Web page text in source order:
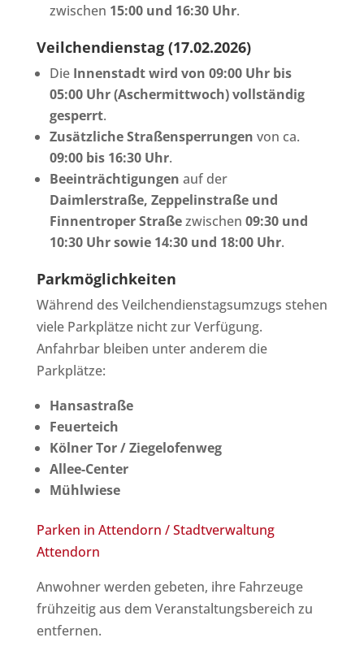
zwischen 15:00 und 16:30 Uhr.
Veilchendienstag (17.02.2026)
Die Innenstadt wird von 09:00 Uhr bis
05:00 Uhr (Aschermittwoch) vollständig
gesperrt.
Zusätzliche Straßensperrungen von ca.
09:00 bis 16:30 Uhr.
Beeinträchtigungen auf der
Daimlerstraße, Zeppelinstraße und
Finnentroper Straßezwischen 09:30 und
10:30 Uhr sowie 14:30 und 18:00 Uhr.
Parkmöglichkeiten
Während des Veilchendienstagsumzugs stehen
viele Parkplätze nicht zur Verfügung.
Anfahrbar bleiben unter anderem die
Parkplätze:
Hansastraße
Feuerteich
Kölner Tor / Ziegelofenweg
Allee-Center
Mühlwiese
Parken in Attendorn / Stadtverwaltung
Attendorn:
Straßenkarneval
2026
Anwohner werden gebeten, ihre Fahrzeuge
frühzeitig aus dem Veranstaltungsbereich zu
entfernen.